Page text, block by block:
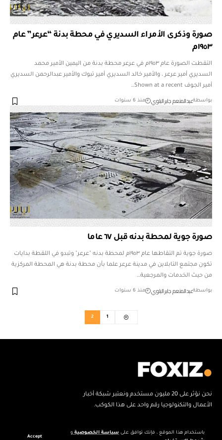
باستخدام هذا الموقع ، فإنك توافق على سياسة الخصوصية و
Accept
صورة وذكرى الأمراء السديري في محطة بدنة “عرعر” عام
١٩٥٣م
التقطت الصورة عام ١٩٥٣م في عرعر محطة بدنة من اليمين الأمير محمد
السديري أمير عرعر ، والأمير خالد السديري أمير تبوك والأمير عبدالرحمن السديري
أمير الجوف Shown at a recent…
بواسطةعبدالمنعم جابر البلوي منذ 6 سنوات
صورة جوية لمحطة بدنه قبل ٦٧ عاما
صورة جوية تم التقاطها عام ١٩٥٣م لمحطة بدنه "عرعر" وتبدو في اللقطة بدايات
تكون مجتمع التابلاين في مدينة عرعر علما بأن محطة بدنة هي المحطة المركزية
من حيث الخدمات والمرجعية…
بواسطةعبدالمنعم جابر البلوي منذ 6 سنوات
1
2
نحن نؤثر على 20 مليون مستخدم ونعتبر شبكة أخبار
الأعمال والتكنولوجيا رقم واحد على هذا الكوكب.